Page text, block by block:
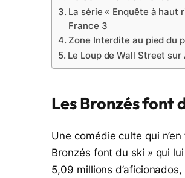
La série « Enquête à haut
France 3
Zone Interdite au pied du
Le Loup de Wall Street sur
Les Bronzés font
Une comédie culte qui
Bronzés font du ski » qui
5,09 millions